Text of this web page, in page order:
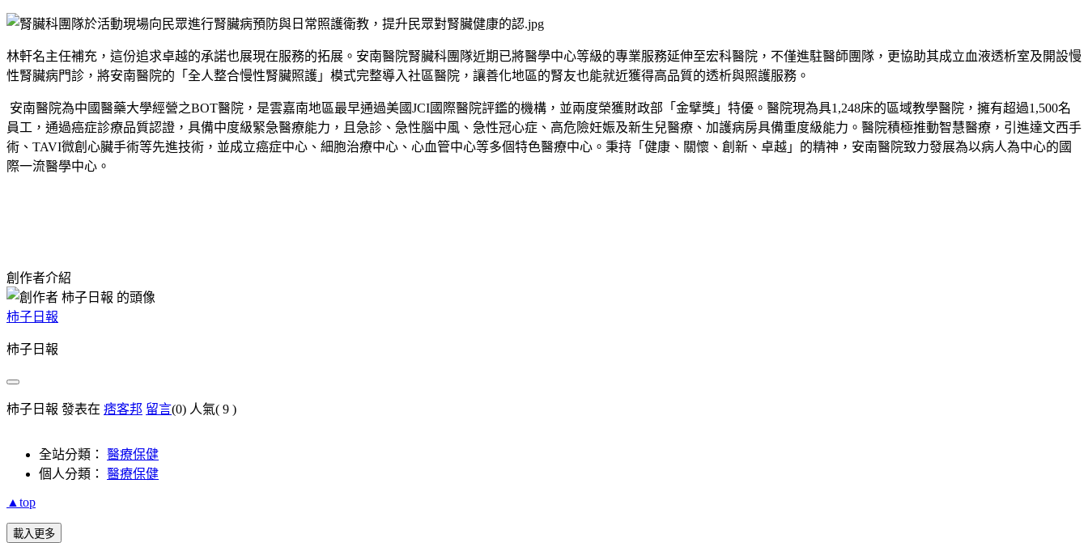
林軒名主任補充，這份追求卓越的承諾也展現在服務的拓展。安南醫院腎臟科團隊近期已將醫學中心等級的專業服務延伸至宏科醫院，不僅進駐醫師團隊，更協助其成立血液透析室及開設慢
性腎臟病門診，將安南醫院的「全人整合慢性腎臟照護」模式完整導入社區醫院，讓善化地區的腎友也能就近獲得高品質的透析與照護服務。
安南醫院為中國醫藥大學經營之BOT醫院，是雲嘉南地區最早通過美國JCI國際醫院評鑑的機構，並兩度榮獲財政部「金擘獎」特優。醫院現為具1,248床的區域教學醫院，擁有超過1,500名
員工，通過癌症診療品質認證，具備中度級緊急醫療能力，且急診、急性腦中風、急性冠心症、高危險妊娠及新生兒醫療、加護病房具備重度級能力。醫院積極推動智慧醫療，引進達文西手
術、 TAVI微創心臟手術等先進技術，並成立癌症中心、細胞治療中心、心血管中心等多個特色醫療中心。秉持「健康、關懷、創新、卓越」的精神，安南醫院致力發展為以病人為中心的國
際一流醫學中心。
創作者介紹
柿子日報
柿子日報
柿子日報 發表在 痞客邦 留言(0) 人氣( 9 )
全站分類： 醫療保健
個人分類： 醫療保健
▲top
載入更多